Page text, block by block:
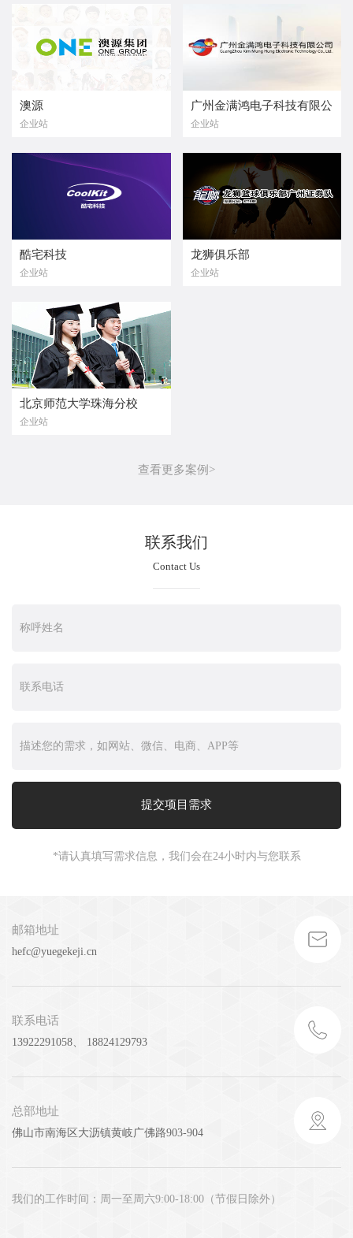
澳源
企业站
广州金满鸿电子科技有限公
司
企业站
酷宅科技
企业站
龙狮俱乐部
企业站
北京师范大学珠海分校
企业站
查看更多案例>
联系我们
Contact Us
*请认真填写需求信息，我们会在24小时内与您联系
邮箱地址
hefc@yuegekeji.cn
联系电话
13922291058、 18824129793
总部地址
佛山市南海区大沥镇黄岐广佛路903-904
我们的工作时间：周一至周六9:00-18:00（节假日除外）